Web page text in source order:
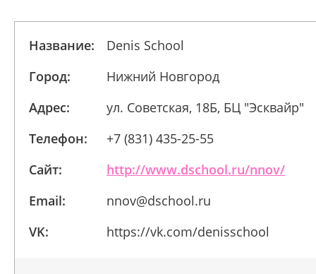
Название:
Denis School
Город:
Нижний Новгород
Адрес:
ул. Советская, 18Б, БЦ "Эсквайр"
Телефон:
+7 (831) 435-25-55
Сайт:
http://www.dschool.ru/nnov/
Email:
nnov@dschool.ru
VK:
https://vk.com/denisschool